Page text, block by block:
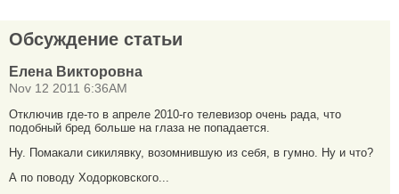
Обсуждение статьи
Елена Викторовна
Nov 12 2011 6:36AM
Отключив где-то в апреле 2010-го телевизор очень рада, что
подобный бред больше на глаза не попадается.
Ну. Помакали сикилявку, возомнившую из себя, в гумно. Ну и что?
А по поводу Ходорковского...